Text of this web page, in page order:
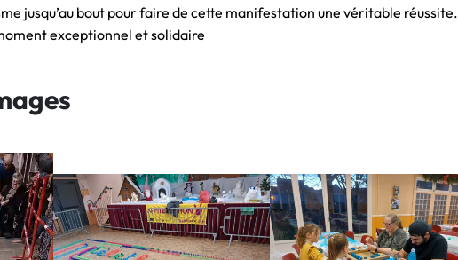
jusqu’au bout pour faire de cette manifestation une véritable réussite.
exceptionnel et solidaire